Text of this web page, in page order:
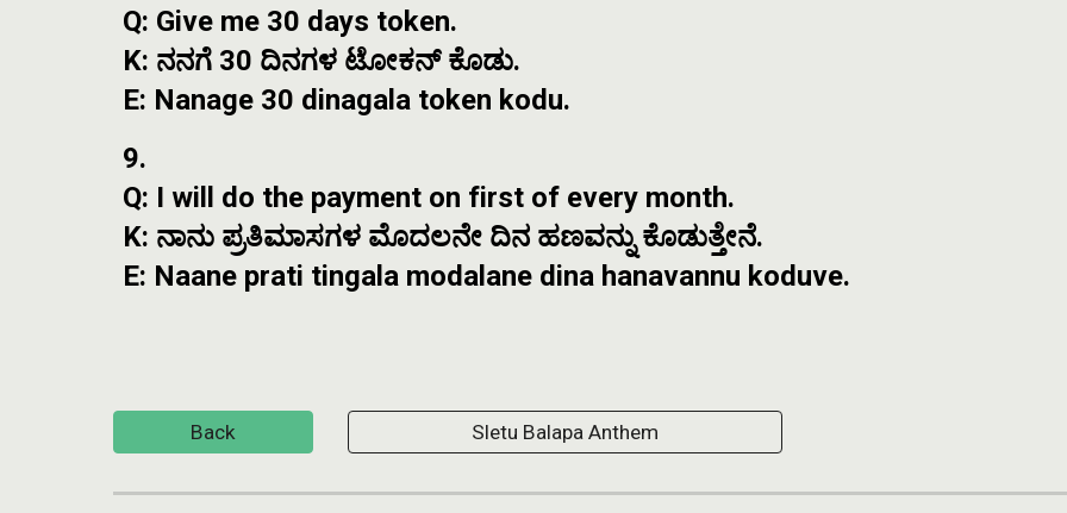
Q: Give me 30 days token.
K: ನನಗೆ 30 ದಿನಗಳ ಟೋಕನ್ ಕೊಡು.
E: Nanage 30 dinagala token kodu.
9.
Q: I will do the payment on first of every month.
K: ನಾನು ಪ್ರತಿಮಾಸಗಳ ಮೊದಲನೇ ದಿನ ಹಣವನ್ನು ಕೊಡುತ್ತೇನೆ.
E: Naane prati tingala modalane dina hanavannu koduve.
Back Sletu Balapa Anthem